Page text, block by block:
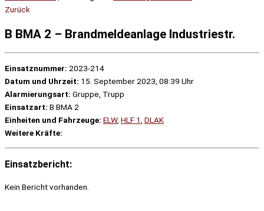
Zurück
B BMA 2 – Brandmeldeanlage Industriestr.
Einsatznummer: 2023-214
Datum und Uhrzeit: 15. September 2023, 08:39 Uhr
Alarmierungsart: Gruppe, Trupp
Einsatzart: B BMA 2
Einheiten und Fahrzeuge: ELW, HLF 1 DLAK
Weitere Kräfte:
Einsatzbericht:
Kein Bericht vorhanden.